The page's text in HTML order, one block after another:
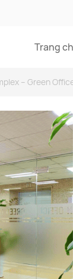
Trang
– Green